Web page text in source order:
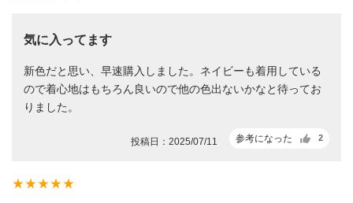
気に入ってます
新色だと思い、早速購入しました。ネイビーも着用している
ので着心地はもちろん良いので他の色出ないかなと待ってお
りました。
参考になった 2
投稿日：2025/07/11
star_ratestar_ratestar_ratestar_ratestar_rate